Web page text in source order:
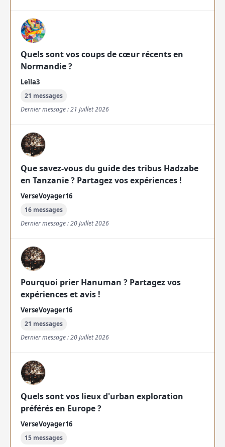
Quels sont vos coups de cœur récents en
Normandie ?
Leïla3
21 messages
Dernier message : 21 Juillet 2026
Que savez-vous du guide des tribus Hadzabe
en Tanzanie ? Partagez vos expériences !
VerseVoyager16
16 messages
Dernier message : 20 Juillet 2026
Pourquoi prier Hanuman ? Partagez vos
expériences et avis !
VerseVoyager16
21 messages
Dernier message : 20 Juillet 2026
Quels sont vos lieux d'urban exploration
préférés en Europe ?
VerseVoyager16
15 messages